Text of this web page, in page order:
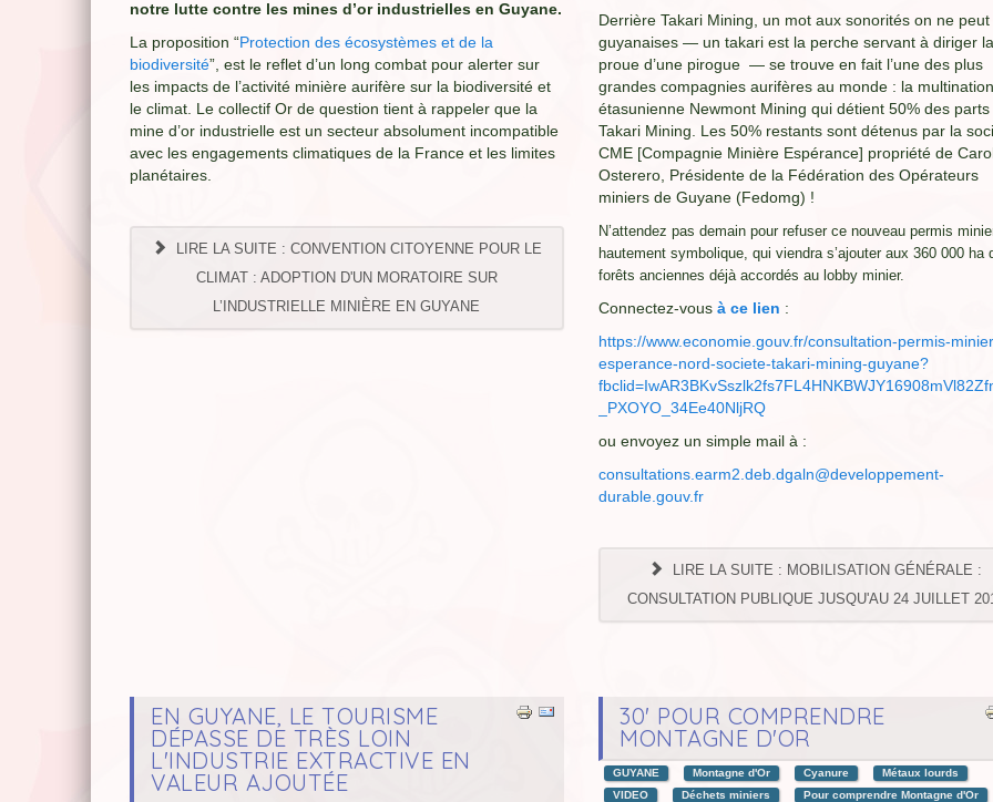
notre lutte contre les mines d’or industrielles en Guyane.
La proposition “Protection des écosystèmes et de la
biodiversité”, est le reflet d’un long combat pour alerter sur
les impacts de l’activité minière aurifère sur la biodiversité et
le climat. Le collectif Or de question tient à rappeler que la
mine d’or industrielle est un secteur absolument incompatible
avec les engagements climatiques de la France et les limites
planétaires.
LIRE LA SUITE : CONVENTION CITOYENNE POUR LE
CLIMAT : ADOPTION D'UN MORATOIRE SUR
L’INDUSTRIELLE MINIÈRE EN GUYANE
Derrière Takari Mining, un mot aux sonorités on ne peut
guyanaises — un takari est la perche servant à diriger
proue d’une pirogue — se trouve en fait l’une des plus
grandes compagnies aurifères au monde : la
étasunienne Newmont Mining qui détient 50% des parts
Takari Mining. Les 50% restants sont détenus par la
CME [Compagnie Minière Espérance] propriété de
Osterero, Présidente de la Fédération des Opérateurs
miniers de Guyane (Fedomg) !
N’attendez pas demain pour refuser ce nouveau permis
hautement symbolique, qui viendra s’ajouter aux 360 000 ha
forêts anciennes déjà accordés au lobby minier.
Connectez-vousà ce lien :
https://www.economie.gouv.fr/consultation-permis-
esperance-nord-societe-takari-mining-guyane?
_PXOYO_34Ee40NljRQ
ou envoyez un simple mail à :
consultations.earm2.deb.dgaln@developpement-
durable.gouv.fr
LIRE LA SUITE : MOBILISATION GÉNÉRALE :
CONSULTATION PUBLIQUE JUSQU'AU 24 JUILLET
EN GUYANE, LE TOURISME
DÉPASSE DE TRÈS LOIN
L'INDUSTRIE EXTRACTIVE EN
VALEUR AJOUTÉE
30' POUR COMPRENDRE
MONTAGNE D'OR
GUYANE Montagne d'Or Cyanure
Métaux lourds
VIDEO
Déchets miniers Pour comprendre Montagne d'Or